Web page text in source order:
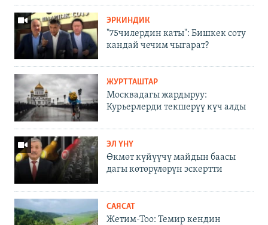
ЭРКИНДИК
"75чилердин каты": Бишкек соту
кандай чечим чыгарат?
ЖУРТТАШТАР
Москвадагы жардыруу:
Курьерлерди текшерүү күч алды
ЭЛ ҮНҮ
Өкмөт күйүүчү майдын баасы
дагы көтөрүлөрүн эскертти
САЯСАТ
Жетим-Тоо: Темир кендин